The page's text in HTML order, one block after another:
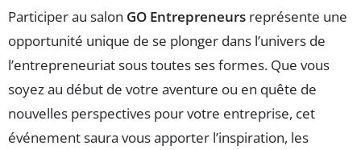
Participer au salon GO Entrepreneurs représente une
opportunité unique de se plonger dans l’univers de
l’entrepreneuriat sous toutes ses formes. Que vous
soyez au début de votre aventure ou en quête de
nouvelles perspectives pour votre entreprise, cet
événement saura vous apporter l’inspiration, les